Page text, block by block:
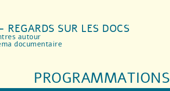
REGARDS SUR LES DOCS
autour
documentaire
PROGRAMMATIONS